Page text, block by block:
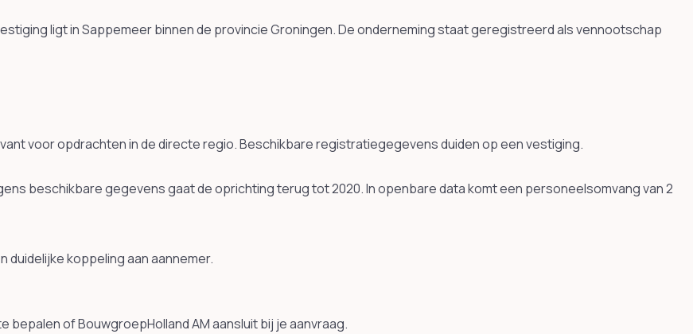
ligt in Sappemeer binnen de provincie Groningen. De onderneming staat geregistreerd als vennootschap
voor opdrachten in de directe regio. Beschikbare registratiegegevens duiden op een vestiging.
beschikbare gegevens gaat de oprichting terug tot 2020. In openbare data komt een personeelsomvang van 2
koppeling aan aannemer.
of BouwgroepHolland AM aansluit bij je aanvraag.